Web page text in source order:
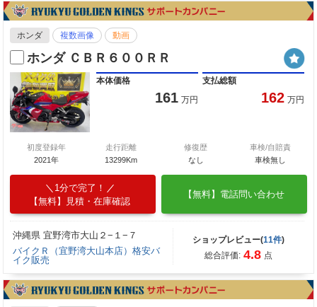
ホンダ 複数画像 動画
ホンダ ＣＢＲ６００ＲＲ
本体価格
161 万円
支払総額
162 万円
初度登録年
2021年
走行距離
13299Km
修復歴
なし
車検/自賠責
車検無し
1分で完了！
【無料】見積・在庫確認
【無料】電話問い合わせ
沖縄県 宜野湾市大山２−１−７
バイクＲ（宜野湾大山本店）格安バ
イク販売
ショップレビュー(11件)
総合評価: 4.8 点